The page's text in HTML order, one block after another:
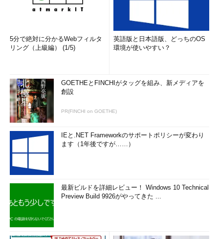
5分で絶対に分かるWebフィルタ
リング（上級編） (1/5)
英語版と日本語版、どっちのOS
環境が使いやすい？
GOETHEとFINCHIがタッグを組み、新メディアを
創設
PR(FINCHI on GOETHE)
IEと.NET Frameworkのサポートポリシーが変わり
ます（1年後ですが……）
最新ビルドを詳細レビュー！ Windows 10 Technical
Preview Build 9926がやってきた ...